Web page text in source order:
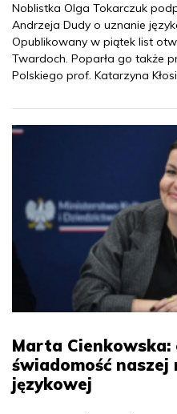
Noblistka Olga Tokarczuk
Andrzeja Dudy o uznanie
Opublikowany w piątek list
Twardoch. Poparła go także
Polskiego prof. Katarzyna
Marta Cienkowska:
świadomość naszej
językowej